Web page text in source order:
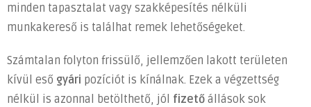
minden tapasztalat vagy szakképesítés nélküli
munkakereső is találhat remek lehetőségeket.
Számtalan folyton frissülő, jellemzően lakott területen
kívül eső gyári pozíciót is kínálnak. Ezek a végzettség
nélkül is azonnal betölthető, jól fizető állások sok